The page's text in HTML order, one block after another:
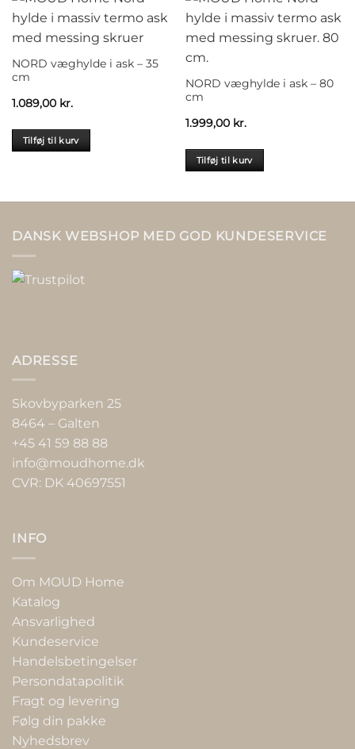
NORD væghylde i ask – 35
cm
1.089,00 kr.
Tilføj til kurv
NORD væghylde i ask – 80
cm
1.999,00 kr.
Tilføj til kurv
DANSK WEBSHOP MED GOD KUNDESERVICE
ADRESSE
Skovbyparken 25
8464 – Galten
+45 41 59 88 88
info@moudhome.dk
CVR: DK 40697551
INFO
Om MOUD Home
Katalog
Ansvarlighed
Kundeservice
Handelsbetingelser
Persondatapolitik
Fragt og levering
Følg din pakke
Nyhedsbrev